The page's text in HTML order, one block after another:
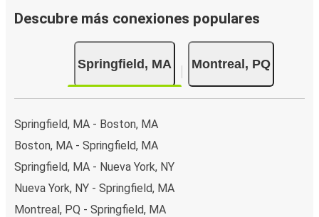
Descubre más conexiones populares
Springfield, MA Montreal, PQ
Springfield, MA - Boston, MA
Boston, MA - Springfield, MA
Springfield, MA - Nueva York, NY
Nueva York, NY - Springfield, MA
Montreal, PQ - Springfield, MA